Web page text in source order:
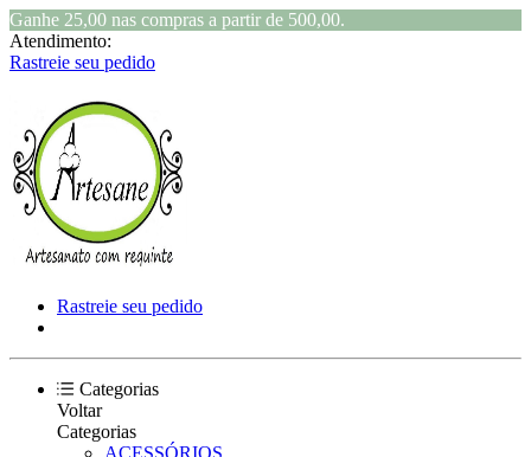
Ganhe 25,00 nas compras a partir de 500,00.
Atendimento:
Rastreie seu pedido
Rastreie seu pedido
Categorias
Voltar
Categorias
ACESSÓRIOS